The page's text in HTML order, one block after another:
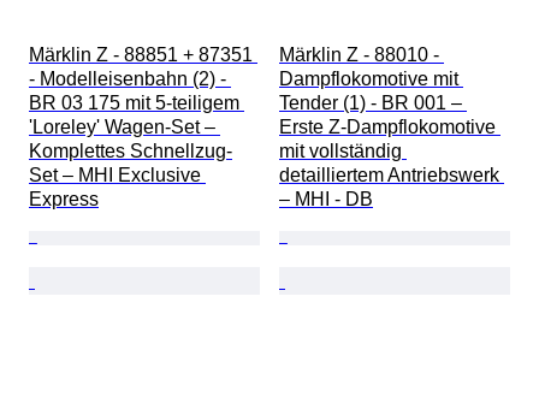
Märklin Z - 88851 + 87351
- Modelleisenbahn (2) -
BR 03 175 mit 5-teiligem
'Loreley' Wagen-Set –
Komplettes Schnellzug-
Set – MHI Exclusive
Express
Märklin Z - 88010 -
Dampflokomotive mit
Tender (1) - BR 001 –
Erste Z-Dampflokomotive
mit vollständig
detailliertem Antriebswerk
– MHI - DB